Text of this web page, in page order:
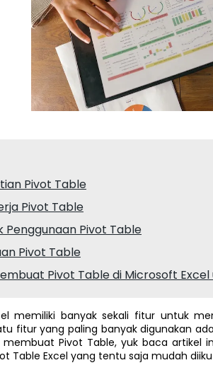
Pivot Table
Pivot Table
Penggunaan Pivot Table
Pivot Table
Pivot Table di Microsoft
memiliki banyak sekali fitur untuk
fitur yang paling banyak digunakan
Pivot Table, yuk baca artikel
Table Excel yang tentu saja mudah